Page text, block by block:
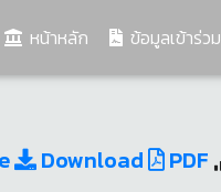
หน้าหลัก(current)ข้อมูลเข้าร่วม
Download PDF